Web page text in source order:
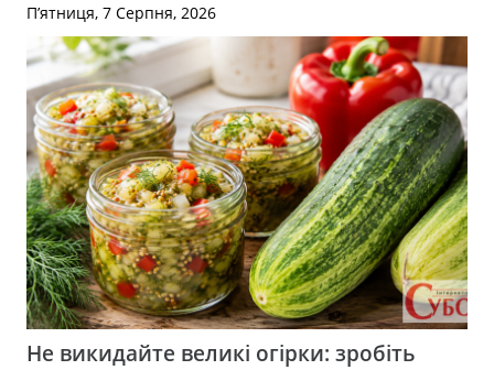
П’ятниця, 7 Серпня, 2026
Не викидайте великі огірки: зробіть